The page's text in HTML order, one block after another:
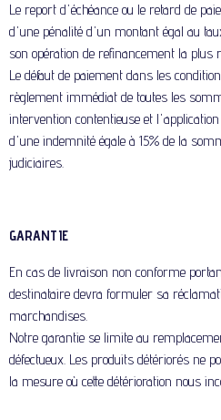
Le report d'échéance ou le retard de
d'une pénalité d'un montant égal au
son opération de refinancement la plus
Le défaut de paiement dans les
règlement immédiat de toutes les
intervention contentieuse et
d'une indemnité égale à 15% de la
judiciaires.
GARANTIE
En cas de livraison non conforme
destinataire devra formuler sa
marchandises.
Notre garantie se limite au
défectueux. Les produits détériorés ne
la mesure où cette détérioration nous